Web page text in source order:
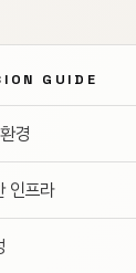
GUIDE
경
인프라